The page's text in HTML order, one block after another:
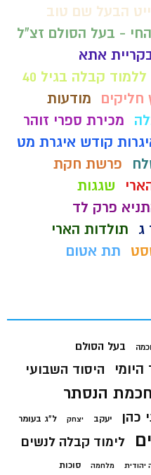
הבעל שם טוב
החי - בעל הסולם זצ"ל
אתא
ללמוד קבלה בגיל 40
חליקים
מודעות
מכירת ספרי זוהר
קודש איגרת מט
פרשת חקת
שגגות
פרק לד
ג
תולדות הארי
תת אטום
בעל הסולם
היומי היסוד השבועי
חכמת הנסתר
כהן יעקב יצחק ל"ג בעומר
לימוד קבלה לנשים
יהודית מלחמה סוכות